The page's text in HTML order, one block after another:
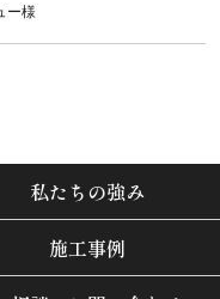
ー様
私たちの強み
施工事例